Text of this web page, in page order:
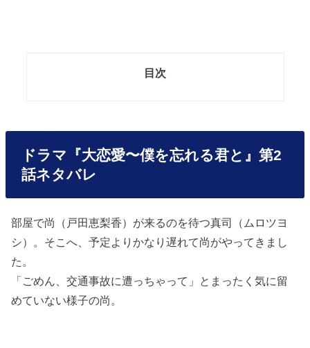
目次
ドラマ『大恋愛〜僕を忘れる君と』第2
話ネタバレ
部屋で尚（戸田恵梨香）が来るのを待つ真司（ムロツヨ
シ）。そこへ、予定よりかなり遅れて尚がやってきまし
た。
「ごめん、交通事故に遭っちゃって」とまったく気に留
めていない様子の尚。